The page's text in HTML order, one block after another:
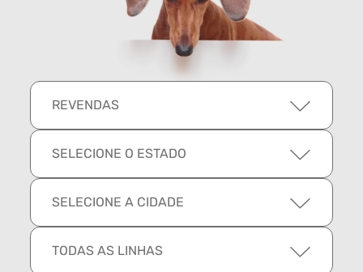
REVENDAS
SELECIONE O ESTADO
SELECIONE A CIDADE
TODAS AS LINHAS